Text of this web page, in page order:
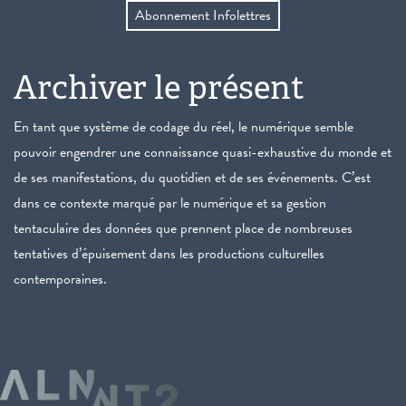
Abonnement Infolettres
Archiver le présent
En tant que système de codage du réel, le numérique semble
pouvoir engendrer une connaissance quasi-exhaustive du monde et
de ses manifestations, du quotidien et de ses événements. C’est
dans ce contexte marqué par le numérique et sa gestion
tentaculaire des données que prennent place de nombreuses
tentatives d’épuisement dans les productions culturelles
contemporaines.